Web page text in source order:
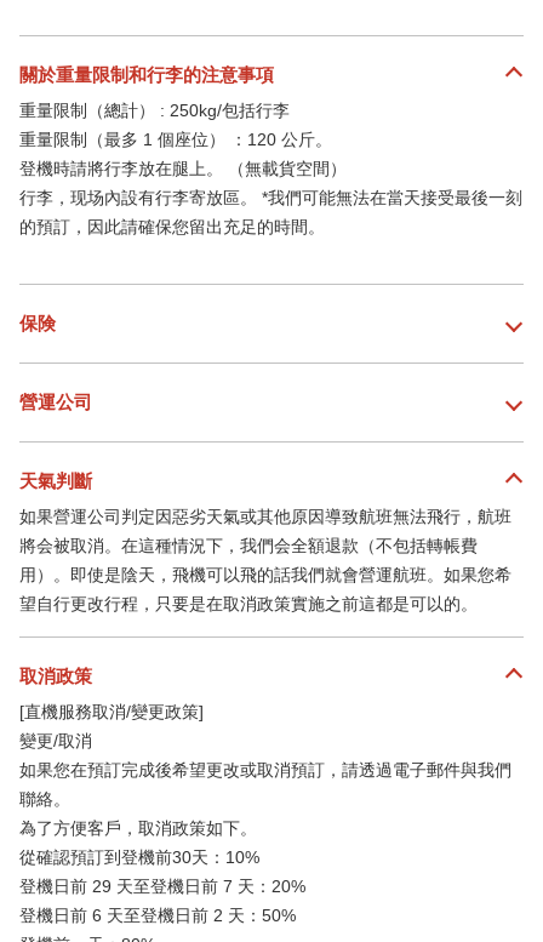
關於重量限制和行李的注意事項
重量限制（總計） : 250kg/包括行李
重量限制（最多 1 個座位） ：120 公斤。
登機時請將行李放在腿上。 （無載貨空間）
行李，现场內設有行李寄放區。 *我們可能無法在當天接受最後一刻
的預訂，因此請確保您留出充足的時間。
保険
營運公司
天氣判斷
如果營運公司判定因惡劣天氣或其他原因導致航班無法飛行，航班
將会被取消。在這種情況下，我們会全額退款（不包括轉帳費
用）。即使是陰天，飛機可以飛的話我們就會營運航班。如果您希
望自行更改行程，只要是在取消政策實施之前這都是可以的。
取消政策
[直機服務取消/變更政策]
變更/取消
如果您在預訂完成後希望更改或取消預訂，請透過電子郵件與我們
聯絡。
為了方便客戶，取消政策如下。
從確認預訂到登機前30天：10%
登機日前 29 天至登機日前 7 天：20%
登機日前 6 天至登機日前 2 天：50%